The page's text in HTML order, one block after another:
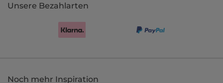
Unsere Bezahlarten
Noch mehr Inspiration